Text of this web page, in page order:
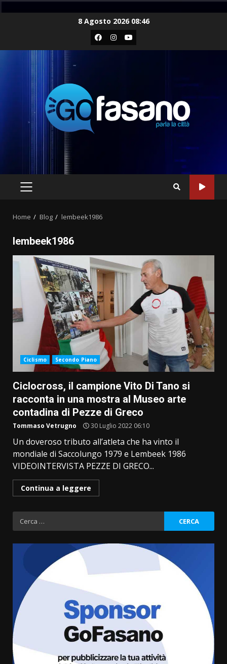
8 Agosto 2026 08:46
Facebook
Instagram
Youtube
PRIMARY
Home Blog lembeek1986
lembeek1986
Ciclismo Secondo Piano
Ciclocross, il campione Vito Di Tano si
racconta in una mostra al Museo arte
contadina di Pezze di Greco
Tommaso Vetrugno 30 Luglio 2022 06:10
Un doveroso tributo all’atleta che ha vinto il
mondiale di Saccolungo 1979 e Lembeek 1986
VIDEOINTERVISTA PEZZE DI GRECO...
Continua a leggere
Ricerca
per:
“I Contestatori: Musica di
Rivoluzione”: nuovo
appuntamento con “Fasano in
Banda”